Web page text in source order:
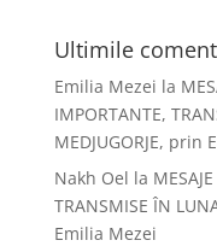
Ultimile
Emilia Mezei la
IMPORTANTE,
MEDJUGORJE, prin
Nakh Oel la
TRANSMISE ÎN
Emilia Mezei